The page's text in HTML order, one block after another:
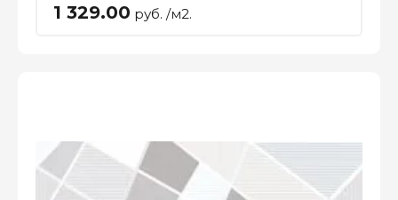
1 329.00 руб. /м2.